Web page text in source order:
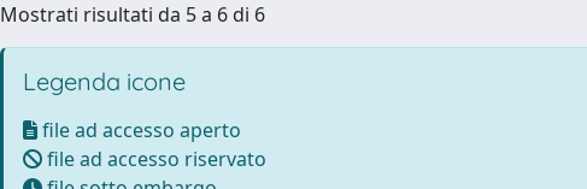
Mostrati risultati da 5 a 6 di 6
Legenda icone
file ad accesso aperto
file ad accesso riservato